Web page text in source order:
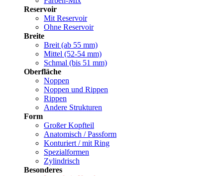
Reservoir
Mit Reservoir
Ohne Reservoir
Breite
Breit (ab 55 mm)
Mittel (52-54 mm)
Schmal (bis 51 mm)
Oberfläche
Noppen
Noppen und Rippen
Rippen
Andere Strukturen
Form
Großer Kopfteil
Anatomisch / Passform
Konturiert / mit Ring
Spezialformen
Zylindrisch
Besonderes